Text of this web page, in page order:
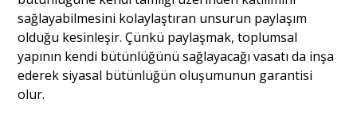
sağlayabilmesini kolaylaştıran unsurun paylaşım
olduğu kesinleşir. Çünkü paylaşmak, toplumsal
yapının kendi bütünlüğünü sağlayacağı vasatı da inşa
ederek siyasal bütünlüğün oluşumunun garantisi
olur.